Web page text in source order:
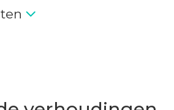
en niemand is meer of minder.
waar bijvoorbeeld eerst